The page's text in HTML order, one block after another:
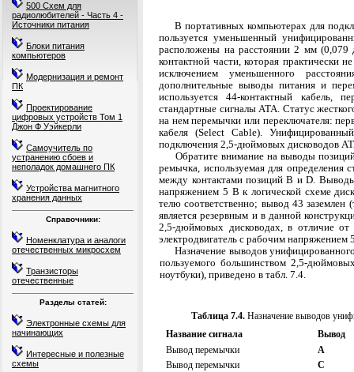
500 Схем для
радиолюбителей - Часть 4 -
Источники питания
Блоки питания
компьютеров
Модернизация и ремонт
ПК
Проектирование
цифровых устройств Том 1
Джон Ф Уэйкерли
Самоучитель по
устранению сбоев и
неполадок домашнего ПК
Устройства магнитного
хранения данных
Справочники:
Номенклатура и аналоги
отечественных микросхем
Транзисторы
отечественные
Разделы статей:
Электронные схемы для
начинающих
Интересные и полезные
схемы
В портативных компьютерах для
пользуется уменьшенный
рас­положены на расстоянии 2 мм
контакт­ной части, которая практически
исклю­чением уменьшенного
дополнитель­ные выводы питания и
используется 44-контактный кабель,
стандартные сигналы АТА. Статус
на нем перемычки или переключателя:
кабеля (Select Cable).
подключения 2,5-дюймовых дисководов
Обратите внимание на выводы
ремычка, используемая для определения
между контактами позиций В и D.
напряжением 5 В к логической схеме
телю соответственно; вывод 43
является резервным и в данной
2,5-дюймовых дисководах, в отличие от
электродвигатель с рабочим напряжением
Назначение выводов
пользуемого большинством 2,5-
но­утбуки), приведено в табл. 7.4.
Таблица 7.4.Назначение выводов
Название сигнала
Вывод
Вывод перемычки
А
Вывод перемычки
С